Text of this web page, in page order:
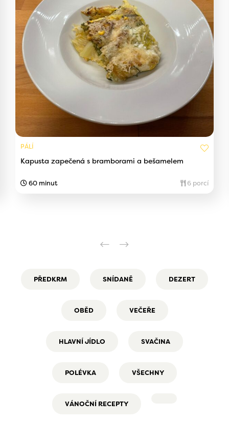
PÁLÍ
Kapusta zapečená s bramborami a bešamelem
60 minut 6 porcí
PŘEDKRM SNÍDANĚ DEZERT
OBĚD VEČEŘE
HLAVNÍ JÍDLO SVAČINA
POLÉVKA VŠECHNY
VÁNOČNÍ RECEPTY